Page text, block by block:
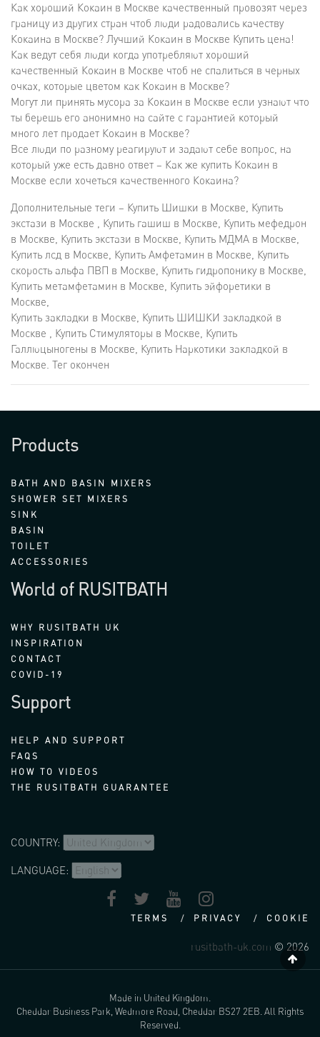
Как хороший Кокаин в Москве качественный провозят через
границу из других стран чтоб люди радовались качеству
Кокаина в Москве? Лучший Кокаин в Москве Купить цена!
Как ведут себя люди когда употребляют хороший
качественный Кокаин в Москве чтоб не спалиться в черных
очках, которые цветом как Кокаин в Москве?
Могут ли принять мусора за Кокаин в Москве если узнают что
ты берешь его анонимно на сайте с гарантией который
много лет продает Кокаин в Москве?
Все люди по разному реагируют и задают себе вопрос, на
который уже есть давно ответ – Как же купить Кокаин в
Москве если хочеться качественного Кокаина?
Дополнительные теги – Купить Шишки в Москве, Купить
экстази в Москве , Купить гашиш в Москве, Купить мефедрон
в Москве, Купить экстази в Москве, Купить МДМА в Москве,
Купить лсд в Москве, Купить Амфетамин в Москве, Купить
скорость альфа ПВП в Москве, Купить гидропонику в Москве,
Купить метамфетамин в Москве, Купить эйфоретики в
Москве,
Купить закладки в Москве, Купить ШИШКИ закладкой в
Москве , Купить Стимуляторы в Москве, Купить
Галлюцыногены в Москве, Купить Наркотики закладкой в
Москве. Тег окончен
Products
BATH AND BASIN MIXERS
SHOWER SET MIXERS
SINK
BASIN
TOILET
ACCESSORIES
World of RUSITBATH
WHY RUSITBATH UK
INSPIRATION
CONTACT
COVID-19
Support
HELP AND SUPPORT
FAQS
HOW TO VIDEOS
THE RUSITBATH GUARANTEE
COUNTRY:
LANGUAGE:
TERMS PRIVACY COOKIE
rusitbath-uk.com © 2026
Made in United Kingdom.
Cheddar Business Park, Wedmore Road, Cheddar BS27 2EB. All Rights
Reserved.